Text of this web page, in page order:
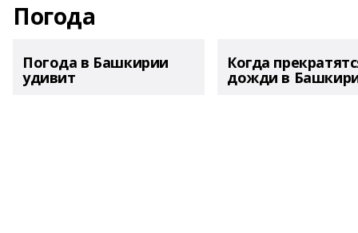
Погода
Погода в Башкирии
удивит
Когда
дожди в